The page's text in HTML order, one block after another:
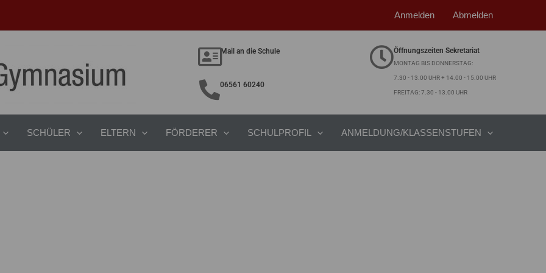
Anmelden Abmelden
Mail an die Schule
06561 60240
Öffnungszeiten Sekretariat
MONTAG BIS DONNERSTAG:
7.30 - 13.00 UHR + 14.00 - 15.00 UHR
FREITAG: 7.30 - 13.00 UHR
SCHÜLER ELTERN FÖRDERER SCHULPROFIL ANMELDUNG/KLASSENSTUFEN